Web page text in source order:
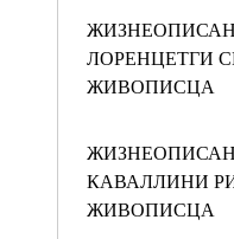
ЛОРЕНЦЕТГИ
ЖИВОПИСЦА
КАВАЛЛИНИ
ЖИВОПИСЦА